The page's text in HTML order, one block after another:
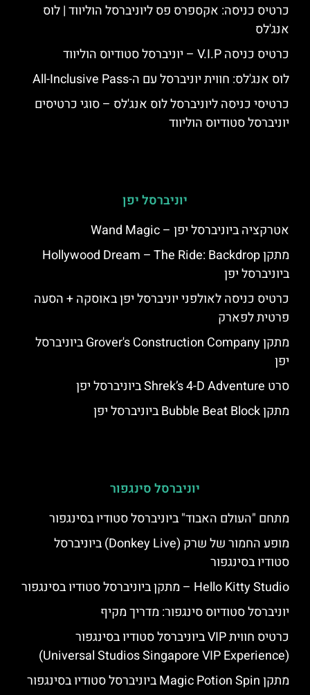
כרטיס כניסה: אקספרס פס ליוניברסל הוליווד | לוס
אנג'לס
כרטיס כניסה V.I.P – יוניברסל סטודיוס הוליווד
לוס אנג'לס: חווית יוניברסל עם ה-All-Inclusive Pass
כרטיסי כניסה ליוניברסל לוס אנג'לס – סוגי כרטיסים
יוניברסל סטודיוס הוליווד
יוניברסל יפן
אטרקציה ביוניברסל יפן – Wand Magic
מתקן Hollywood Dream – The Ride: Backdrop
ביוניברסל יפן
כרטיס כניסה לאולפני יוניברסל יפן באוסקה + הסעה
פרטית לפארק
מתקן Grover's Construction Company ביוניברסל
יפן
סרט Shrek’s 4-D Adventure ביוניברסל יפן
מתקן Bubble Beat Block ביוניברסל יפן
יוניברסל סינגפור
מתחם "העולם האבוד" ביוניברסל סטודיו בסינגפור
מופע החמור של שרק (Donkey Live) ביוניברסל
סטודיו בסינגפור
Hello Kitty Studio – מתקן ביוניברסל סטודיו בסינגפור
יוניברסל סטודיוס סינגפור: מדריך מקיף
כרטיס חווית VIP ביוניברסל סטודיו בסינגפור
(Universal Studios Singapore VIP Experience)
מתקן Magic Potion Spin ביוניברסל סטודיו בסינגפור